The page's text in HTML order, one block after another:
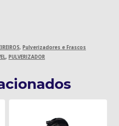
, Pulverizadores e Frascos
, PULVERIZADOR